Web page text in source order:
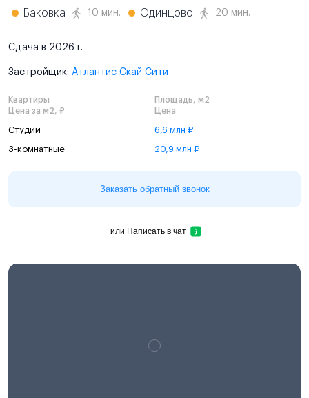
Баковка 10 мин. Одинцово 20 мин.
Сдача в 2026 г.
Застройщик: Атлантис Скай Сити
Квартиры
Площадь, м2
Цена за м2, ₽
Цена
Студии 6,6 млн ₽
3-комнатные 20,9 млн ₽
Заказать обратный звонок
или Написать в чат